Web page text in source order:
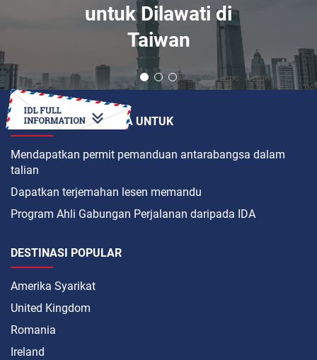
untuk Dilawati di
Taiwan
BAGAIMANAKAH CARA UNTUK
Mendapatkan permit pemanduan antarabangsa dalam
talian
Dapatkan terjemahan lesen memandu
Program Ahli Gabungan Perjalanan daripada IDA
DESTINASI POPULAR
Amerika Syarikat
United Kingdom
Romania
Ireland